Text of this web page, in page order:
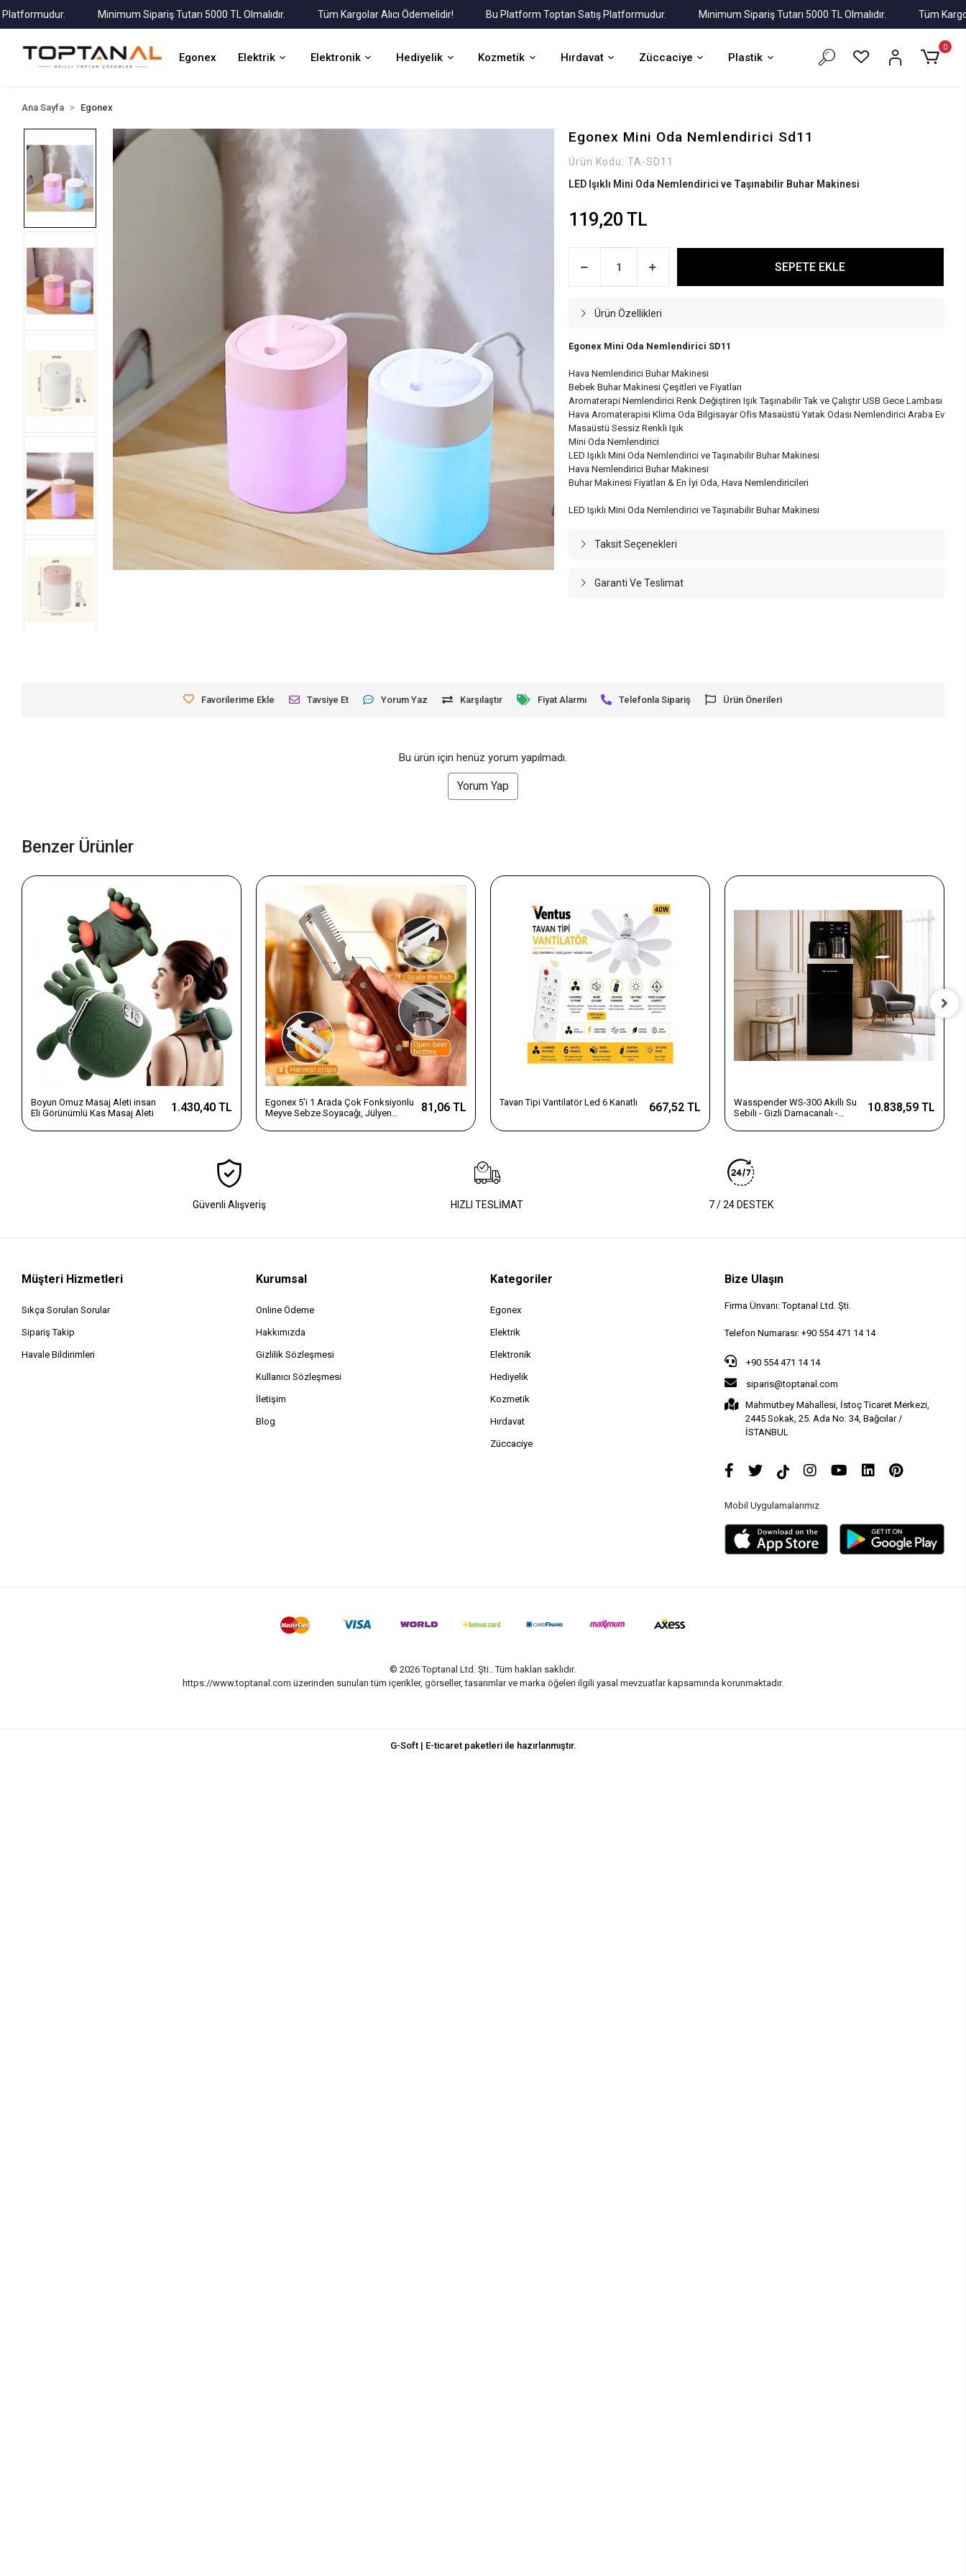
Minimum Sipariş Tutarı 5000 TL Olmalıdır. Tüm Kargolar Alıcı Ödemelidir! Bu Platform Toptan Satış Platformudur. Minimum Sipariş Tutarı 5000 TL Olmalıdır. Tüm Kargolar
Egonex Elektrik Elektronik Hediyelik Kozmetik Hırdavat Züccaciye Plastik
0
Ana Sayfa Egonex
Egonex Mini Oda Nemlendirici Sd11
Ürün Kodu: TA-SD11
LED Işıklı Mini Oda Nemlendirici ve Taşınabilir Buhar Makinesi
119,20 TL
SEPETE EKLE
Ürün Özellikleri
Egonex Mini Oda Nemlendirici SD11
Hava Nemlendirici Buhar Makinesi
Bebek Buhar Makinesi Çeşitleri ve Fiyatları
Aromaterapi Nemlendirici Renk Değiştiren Işık Taşınabilir Tak ve Çalıştır USB Gece Lambası
Hava Aromaterapisi Klima Oda Bilgisayar Ofis Masaüstü Yatak Odası Nemlendirici Araba Ev
Masaüstü Sessiz Renkli Işık
Mini Oda Nemlendirici
LED Işıklı Mini Oda Nemlendirici ve Taşınabilir Buhar Makinesi
Hava Nemlendirici Buhar Makinesi
Buhar Makinesi Fiyatları & En İyi Oda, Hava Nemlendiricileri
LED Işıklı Mini Oda Nemlendirici ve Taşınabilir Buhar Makinesi
Taksit Seçenekleri
Garanti Ve Teslimat
Favorilerime Ekle Tavsiye Et Yorum Yaz Karşılaştır Fiyat Alarmı Telefonla Sipariş Ürün Önerileri
Bu ürün için henüz yorum yapılmadı.
Yorum Yap
Benzer Ürünler
Boyun Omuz Masaj Aleti insan
Eli Görünümlü Kas Masaj Aleti
1.430,40 TL
Egonex 5'i 1 Arada Çok Fonksiyonlu
Meyve Sebze Soyacağı, Jülyen
Saplı Paslanmaz Çelik
81,06 TL Tavan Tipi Vantilatör Led 6 Kanatlı 667,52 TL
Wasspender WS-300 Akıllı Su
Sebili - Gizli Damacanalı -
10.838,59 TL
Güvenli Alışveriş HIZLI TESLİMAT 7 / 24 DESTEK
Müşteri Hizmetleri
Sıkça Sorulan Sorular
Sipariş Takip
Havale Bildirimleri
Kurumsal
Online Ödeme
Hakkımızda
Gizlilik Sözleşmesi
Kullanıcı Sözleşmesi
İletişim
Blog
Kategoriler
Egonex
Elektrik
Elektronik
Hediyelik
Kozmetik
Hırdavat
Züccaciye
Bize Ulaşın
Firma Ünvanı: Toptanal Ltd. Şti.
Telefon Numarası: +90 554 471 14 14
+90 554 471 14 14
siparis@toptanal.com
Mahmutbey Mahallesi, İstoç Ticaret Merkezi,
2445 Sokak, 25. Ada No: 34, Bağcılar /
İSTANBUL
Mobil Uygulamalarımız
© 2026 Toptanal Ltd. Şti.. Tüm hakları saklıdır.
https://www.toptanal.com üzerinden sunulan tüm içerikler, görseller, tasarımlar ve marka öğeleri ilgili yasal mevzuatlar kapsamında korunmaktadır.
G-Soft | E-ticaret paketleri ile hazırlanmıştır.